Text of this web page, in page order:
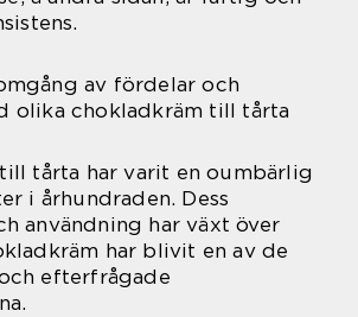
av fördelar och
olika chokladkräm till tårta
tårta har varit en oumbärlig
i århundraden. Dess
användning har växt över
har blivit en av de
efterfrågade